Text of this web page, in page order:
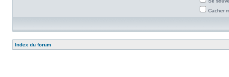
Cacher
Index du forum